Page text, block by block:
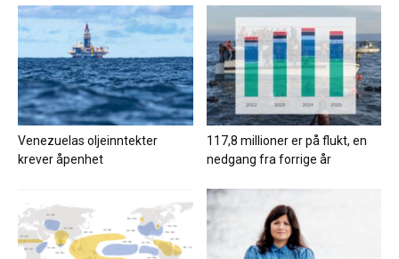
Venezuelas oljeinntekter
krever åpenhet
117,8 millioner er på flukt, en
nedgang fra forrige år